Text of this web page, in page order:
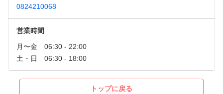
0824210068
営業時間
トップに戻る